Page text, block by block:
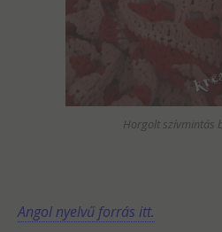
Horgolt szívmintás
Angol nyelvű forrás itt.